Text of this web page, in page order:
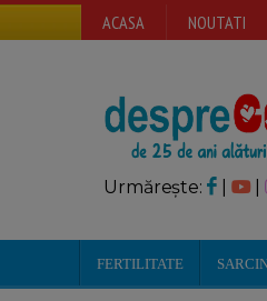
ACASA NOUTATI
Urmărește: |
FERTILITATE